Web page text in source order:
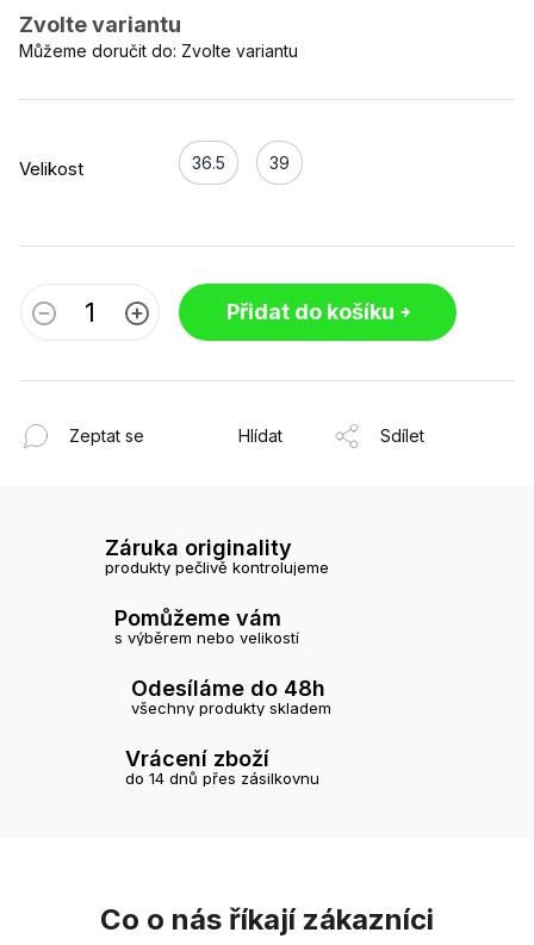
Zvolte variantu
Velikost 36.5 39
Můžeme doručit do: Zvolte variantu
Přidat do košíku
Zeptat se Hlídat Sdílet
Záruka originality
produkty pečlivě kontrolujeme
Pomůžeme vám
s výběrem nebo velikostí
Odesíláme do 48h
všechny produkty skladem
Vrácení zboží
do 14 dnů přes zásilkovnu
Co o nás říkají zákazníci